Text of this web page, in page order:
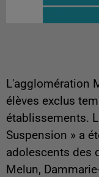
L'agglomération
élèves exclus
établissements.
Suspension » a
adolescents des
Melun,